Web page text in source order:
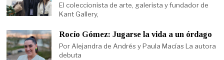
El coleccionista de arte, galerista y fundador de
Kant Gallery,
Rocío Gómez: Jugarse la vida a un órdago
Por Alejandra de Andrés y Paula Macías La autora
debuta